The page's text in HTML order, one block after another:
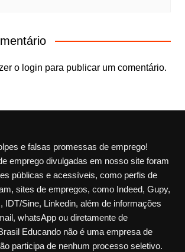
o login para publicar um comentário.
e falsas promessas de emprego!
emprego divulgadas em nosso site foram
públicas e acessíveis, como perfis de
sites de empregos, como Indeed, Gupy,
IDT/Sine, Linkedin, além de informações
whatsApp ou diretamente de
Educando não é uma empresa de
participa de nenhum processo seletivo.